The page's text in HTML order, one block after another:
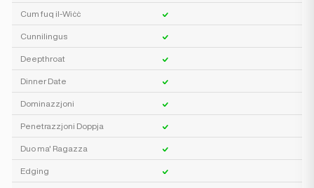
Cum fuq il-Wiċċ
Cunnilingus
Deepthroat
Dinner Date
Dominazzjoni
Penetrazzjoni Doppja
Duo ma' Ragazza
Edging